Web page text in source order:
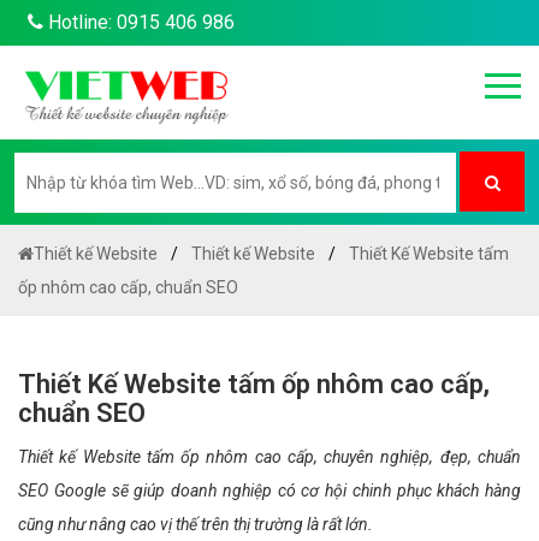
Hotline: 0915 406 986
Thiết kế Website Thiết kế Website
Thiết Kế Website tấm
ốp nhôm cao cấp, chuẩn SEO
Thiết Kế Website tấm ốp nhôm cao cấp,
chuẩn SEO
Thiết kế Website tấm ốp nhôm cao cấp, chuyên nghiệp, đẹp, chuẩn
SEO Google sẽ giúp doanh nghiệp có cơ hội chinh phục khách hàng
cũng như nâng cao vị thế trên thị trường là rất lớn.